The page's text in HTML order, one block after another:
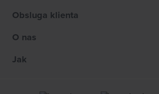
Obsluga klienta
O nas
Jak